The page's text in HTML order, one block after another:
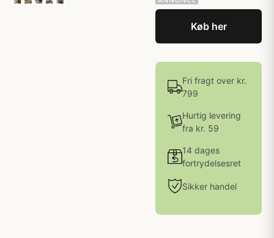
Køb her
Fri fragt over kr.
799
Hurtig levering
fra kr. 59
14 dages
fortrydelsesret
Sikker handel